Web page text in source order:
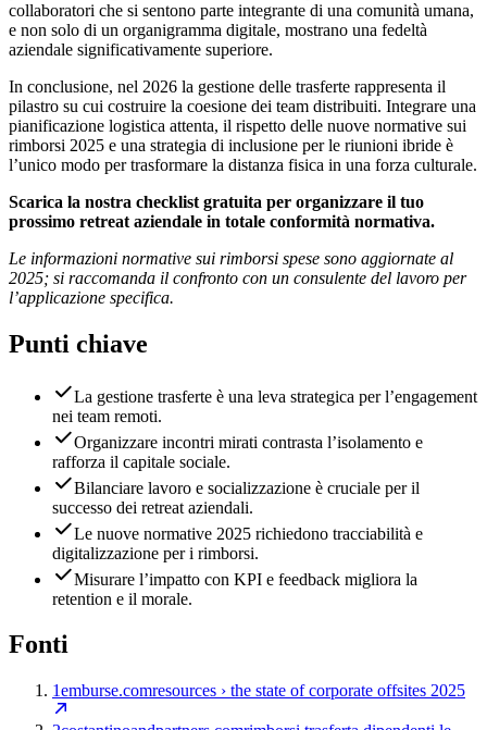
collaboratori che si sentono parte integrante di una comunità umana,
e non solo di un organigramma digitale, mostrano una fedeltà
aziendale significativamente superiore.
In conclusione, nel 2026 la gestione delle trasferte rappresenta il
pilastro su cui costruire la coesione dei team distribuiti. Integrare una
pianificazione logistica attenta, il rispetto delle nuove normative sui
rimborsi 2025 e una strategia di inclusione per le riunioni ibride è
l’unico modo per trasformare la distanza fisica in una forza culturale.
Scarica la nostra checklist gratuita per organizzare il tuo
prossimo retreat aziendale in totale conformità normativa.
Le informazioni normative sui rimborsi spese sono aggiornate al
2025; si raccomanda il confronto con un consulente del lavoro per
l’applicazione specifica.
Punti chiave
La gestione trasferte è una leva strategica per l’engagement
nei team remoti.
Organizzare incontri mirati contrasta l’isolamento e
rafforza il capitale sociale.
Bilanciare lavoro e socializzazione è cruciale per il
successo dei retreat aziendali.
Le nuove normative 2025 richiedono tracciabilità e
digitalizzazione per i rimborsi.
Misurare l’impatto con KPI e feedback migliora la
retention e il morale.
Fonti
1emburse.comresources › the state of corporate offsites 2025